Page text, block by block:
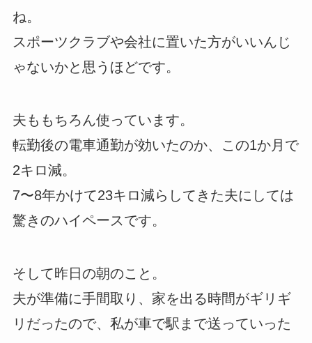
ね。
スポーツクラブや会社に置いた方がいいんじ
ゃないかと思うほどです。
夫ももちろん使っています。
転勤後の電車通勤が効いたのか、この1か月で
2キロ減。
7〜8年かけて23キロ減らしてきた夫にしては
驚きのハイペースです。
そして昨日の朝のこと。
夫が準備に手間取り、家を出る時間がギリギ
リだったので、私が車で駅まで送っていった